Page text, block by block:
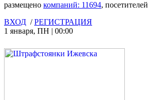
размещено компаний: 11694, посетителей
ВХОД /РЕГИСТРАЦИЯ
1 января, ПН | 00:00